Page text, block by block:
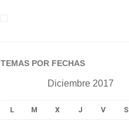
TEMAS POR FECHAS
Diciembre 2017
L M X J V S